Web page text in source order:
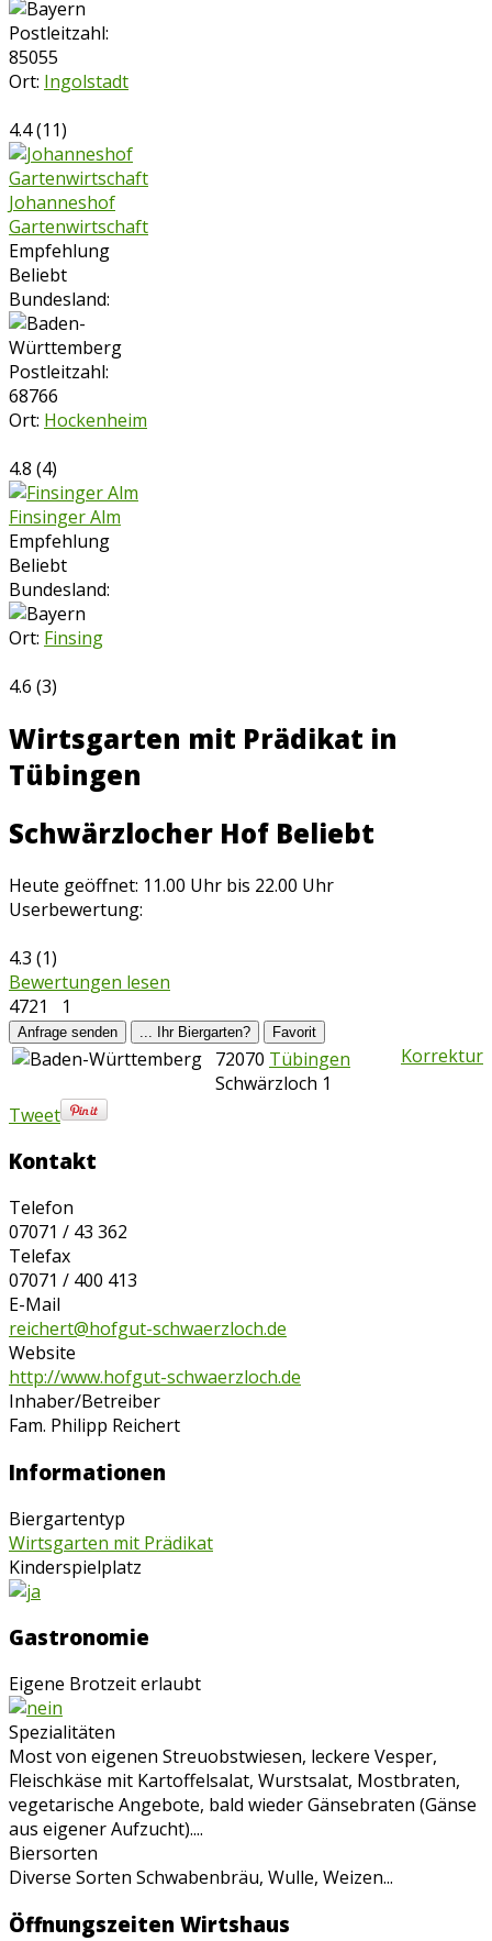
Postleitzahl:
85055
Ort: Ingolstadt
4.4(11)
Johanneshof
Gartenwirtschaft
Empfehlung
Beliebt
Bundesland:
Postleitzahl:
68766
Ort: Hockenheim
4.8 (4)
Finsinger Alm
Empfehlung
Beliebt
Bundesland:
Ort: Finsing
4.6 (3)
Wirtsgarten mit Prädikat in
Tübingen
Schwärzlocher Hof Beliebt
Heute geöffnet: 11.00 Uhr bis 22.00 Uhr
Userbewertung:
4.3 (1)
Bewertungen lesen
4721
1
Anfrage senden ... Ihr Biergarten? Favorit
Korrektur
72070 Tübingen
Schwärzloch 1
Tweet
Kontakt
Telefon
07071 / 43 362
Telefax
07071 / 400 413
E-Mail
reichert@hofgut-schwaerzloch.de
Website
http://www.hofgut-schwaerzloch.de
Inhaber/Betreiber
Fam. Philipp Reichert
Informationen
Biergartentyp
Wirtsgarten mit Prädikat
Kinderspielplatz
Gastronomie
Eigene Brotzeit erlaubt
Spezialitäten
Most von eigenen Streuobstwiesen, leckere Vesper,
Fleischkäse mit Kartoffelsalat, Wurstsalat, Mostbraten,
vegetarische Angebote, bald wieder Gänsebraten (Gänse
aus eigener Aufzucht)....
Biersorten
Diverse Sorten Schwabenbräu, Wulle, Weizen...
Öffnungszeiten Wirtshaus